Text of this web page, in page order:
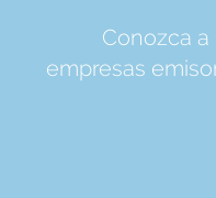
Conozca a
empresas